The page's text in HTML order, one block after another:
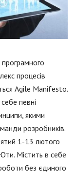
процесів
Agile Manifesto.
певні
якими
розробників.
1-13 лютого
Містить в себе
без єдиного